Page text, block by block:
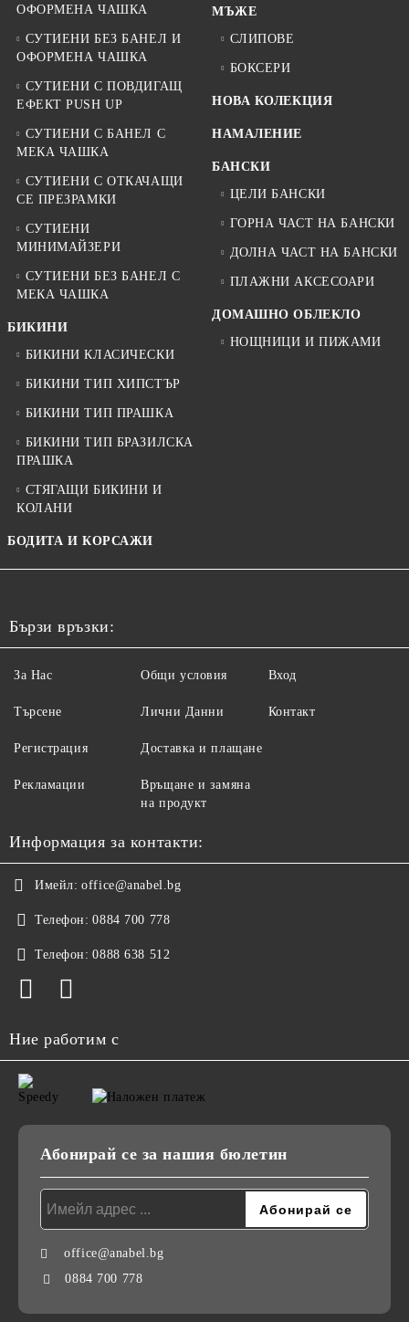
ОФОРМЕНА ЧАШКА
СУТИЕНИ БЕЗ БАНЕЛ И
ОФОРМЕНА ЧАШКА
СУТИЕНИ С ПОВДИГАЩ
ЕФЕКТ PUSH UP
СУТИЕНИ С БАНЕЛ С
МЕКА ЧАШКА
СУТИЕНИ С ОТКАЧАЩИ
СЕ ПРЕЗРАМКИ
СУТИЕНИ
МИНИМАЙЗЕРИ
СУТИЕНИ БЕЗ БАНЕЛ С
МЕКА ЧАШКА
БИКИНИ
БИКИНИ КЛАСИЧЕСКИ
БИКИНИ ТИП ХИПСТЪР
БИКИНИ ТИП ПРАШКА
БИКИНИ ТИП БРАЗИЛСКА
ПРАШКА
СТЯГАЩИ БИКИНИ И
КОЛАНИ
БОДИТА И КОРСАЖИ
МЪЖЕ
СЛИПОВЕ
БОКСЕРИ
НОВА КОЛЕКЦИЯ
НАМАЛЕНИЕ
БАНСКИ
ЦЕЛИ БАНСКИ
ГОРНА ЧАСТ НА БАНСКИ
ДОЛНА ЧАСТ НА БАНСКИ
ПЛАЖНИ АКСЕСОАРИ
ДОМАШНО ОБЛЕКЛО
НОЩНИЦИ И ПИЖАМИ
Бързи връзки:
За Нас
Търсене
Регистрация
Рекламации
Общи условия
Лични Данни
Доставка и плащане
Връщане и замяна
на продукт
Вход
Контакт
Информация за контакти:
Имейл: office@anabel.bg
Телефон: 0884 700 778
Телефон: 0888 638 512
Ние работим с
Абонирай се за нашия бюлетин
office@anabel.bg
0884 700 778